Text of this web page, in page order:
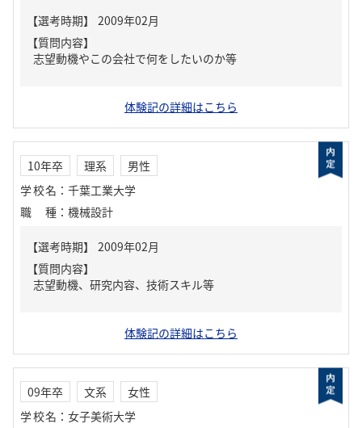
【質問内容】
志望動機やこの会社で何をしたいのか等
体験記の詳細はこちら
10年卒 理系
男性
学校名 ： 千葉工業大学
職種 ： 機械設計
【質問内容】
志望動機、研究内容、技術スキル等
体験記の詳細はこちら
09年卒 文系
女性
学校名 ： 女子美術大学